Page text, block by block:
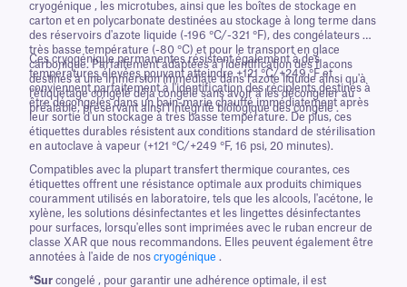
cryogénique , les microtubes, ainsi que les boîtes de stockage en
carton et en polycarbonate destinées au stockage à long terme dans
des réservoirs d'azote liquide (-196 °C/-321 °F), des congélateurs à
très basse température (-80 °C) et pour le transport en glace
carbonique. Parfaitement adaptées à l'identification des flacons
destinés à une immersion immédiate dans l'azote liquide ainsi qu'à
l'étiquetage congelé déjà congelé sans avoir à les décongeler au
préalable, préservant ainsi l'intégrité biologique des congelé .
Ces cryogénique permanentes résistent également à des
températures élevées pouvant atteindre +121 °C/+249 °F et
conviennent parfaitement à l'identification des récipients destinés à
être décongelés dans un bain-marie chauffé immédiatement après
leur sortie d'un stockage à très basse température. De plus, ces
étiquettes durables résistent aux conditions standard de stérilisation
en autoclave à vapeur (+121 °C/+249 °F, 16 psi, 20 minutes).
Compatibles avec la plupart transfert thermique courantes, ces
étiquettes offrent une résistance optimale aux produits chimiques
couramment utilisés en laboratoire, tels que les alcools, l'acétone, le
xylène, les solutions désinfectantes et les lingettes désinfectantes
pour surfaces, lorsqu'elles sont imprimées avec le ruban encreur de
classe XAR que nous recommandons. Elles peuvent également être
annotées à l'aide de nos cryogénique .
*Sur congelé , pour garantir une adhérence optimale, il est